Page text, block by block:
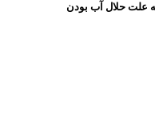
علت حلال آب بودن